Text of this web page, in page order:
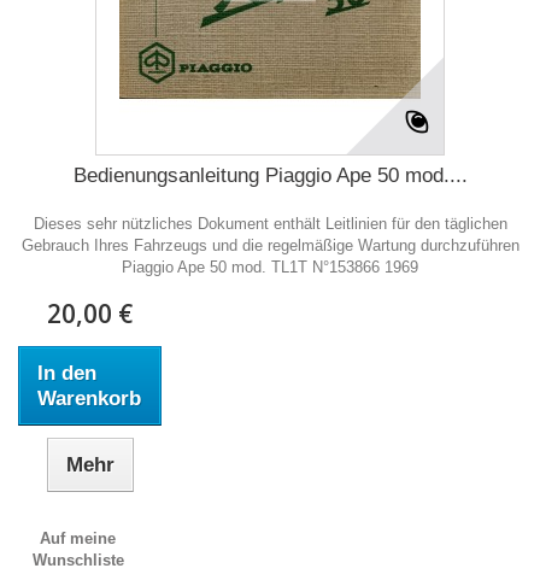
Bedienungsanleitung Piaggio Ape 50 mod....
Dieses sehr nützliches Dokument enthält Leitlinien für den täglichen
Gebrauch Ihres Fahrzeugs und die regelmäßige Wartung durchzuführen
Piaggio Ape 50 mod. TL1T N°153866 1969
20,00 €
In den
Warenkorb
Mehr
Auf meine
Wunschliste